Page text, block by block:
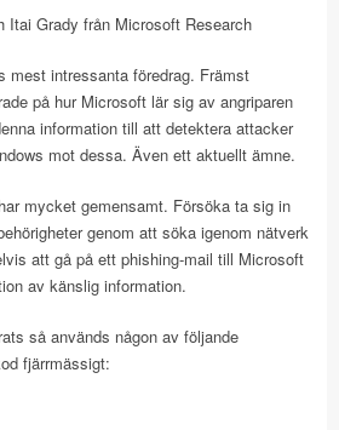
Itai Grady från Microsoft Research
mest intressanta föredrag. Främst
på hur Microsoft lär sig av angriparen
information till att detektera attacker
mot dessa. Även ett aktuellt ämne.
mycket gemensamt. Försöka ta sig in
genom att söka igenom nätverk
att gå på ett phishing-mail till Microsoft
av känslig information.
så används någon av följande
fjärrmässigt: